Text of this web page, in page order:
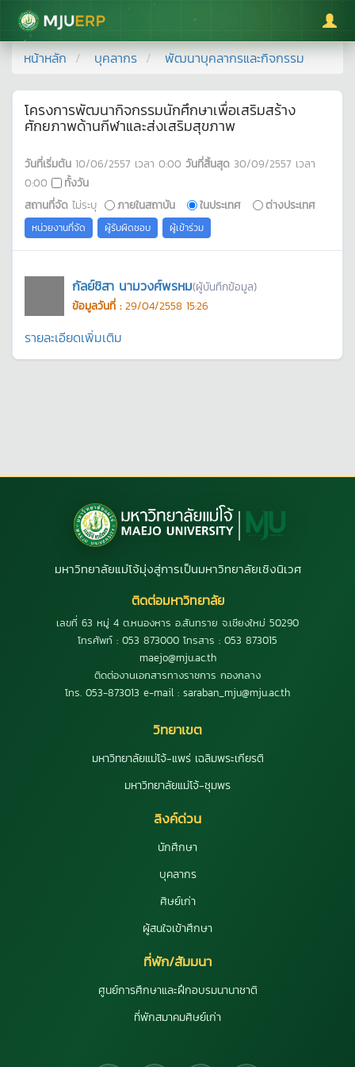
มหาวิทยาลัยแม่โจ้
หน้าหลัก บุคลากร พัฒนาบุคลากรและกิจกรรม
โครงการพัฒนากิจกรรมนักศึกษาเพื่อเสริมสร้าง
ศักยภาพด้านกีฬาและส่งเสริมสุขภาพ
วันที่เริ่มต้น 10/06/2557 เวลา 0:00 วันที่สิ้นสุด 30/09/2557 เวลา
0:00
ทั้งวัน
สถานที่จัด ไม่ระบุ ภายในสถาบัน ในประเทศ ต่างประเทศ
หน่วยงานที่จัด ผู้รับผิดชอบ ผู้เข้าร่วม
กัลย์ชิสา นามวงศ์พรหม(ผู้บันทึกข้อมูล)
ข้อมูลวันที่ : 29/04/2558 15:26
รายละเอียดเพิ่มเติม
มหาวิทยาลัยแม่โจ้มุ่งสู่การเป็นมหาวิทยาลัยเชิงนิเวศ
ติดต่อมหาวิทยาลัย
เลขที่ 63 หมู่ 4 ต.หนองหาร อ.สันทราย จ.เชียงใหม่ 50290
โทรศัพท์ : 053 873000 โทรสาร : 053 873015
maejo@mju.ac.th
ติดต่องานเอกสารทางราชการ กองกลาง
โทร. 053-873013 e-mail : saraban_mju@mju.ac.th
วิทยาเขต
มหาวิทยาลัยแม่โจ้-แพร่ เฉลิมพระเกียรติ
มหาวิทยาลัยแม่โจ้-ชุมพร
ลิงค์ด่วน
นักศึกษา
บุคลากร
ศิษย์เก่า
ผู้สนใจเข้าศึกษา
ที่พัก/สัมมนา
ศูนย์การศึกษาและฝึกอบรมนานาชาติ
ที่พักสมาคมศิษย์เก่า